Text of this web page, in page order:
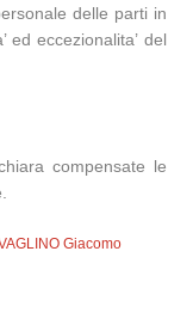
delle parti in
ed eccezionalita’ del
compensate le
Giacomo